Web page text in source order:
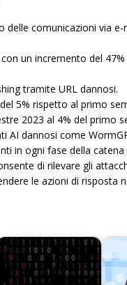
comunicazioni via
un incremento del
tramite URL dannosi.
5% rispetto al primo
2023 al 4% del primo
AI dannosi come
in ogni fase della
di rilevare gli
le azioni di risposta